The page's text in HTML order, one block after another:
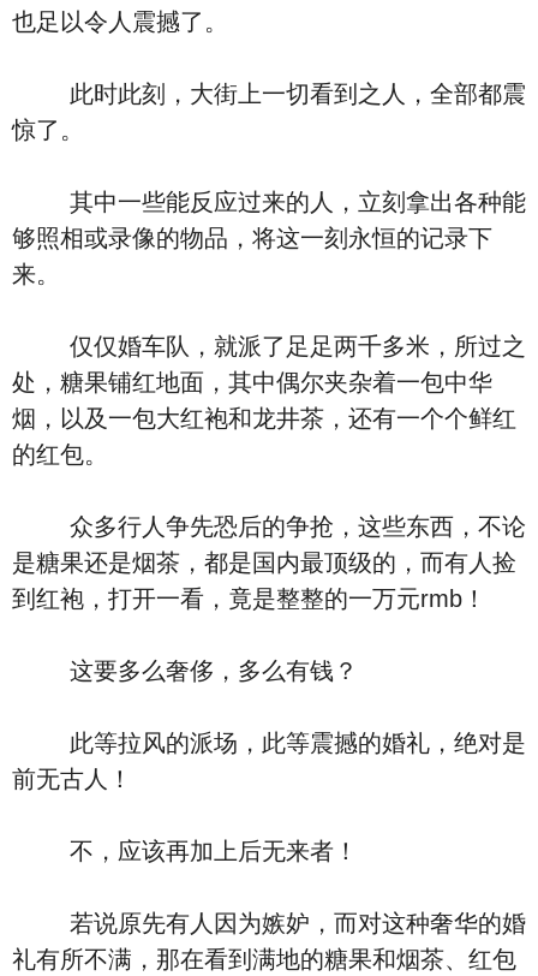
也足以令人震撼了。
此时此刻，大街上一切看到之人，全部都震
惊了。
其中一些能反应过来的人，立刻拿出各种能
够照相或录像的物品，将这一刻永恒的记录下
来。
仅仅婚车队，就派了足足两千多米，所过之
处，糖果铺红地面，其中偶尔夹杂着一包中华
烟，以及一包大红袍和龙井茶，还有一个个鲜红
的红包。
众多行人争先恐后的争抢，这些东西，不论
是糖果还是烟茶，都是国内最顶级的，而有人捡
到红袍，打开一看，竟是整整的一万元rmb！
这要多么奢侈，多么有钱？
此等拉风的派场，此等震撼的婚礼，绝对是
前无古人！
不，应该再加上后无来者！
若说原先有人因为嫉妒，而对这种奢华的婚
礼有所不满，那在看到满地的糖果和烟茶、红包